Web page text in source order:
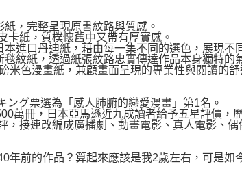
，完整呈現原書紋路與質感。
紙，質樸懷舊中又帶有厚實感。
進口丹迪紙，藉由每一集不同的選色，展現不
紋紙，透過紙張紋路忠實傳達作品本身獨特的
米色漫畫紙，兼顧畫面呈現的專業性與閱讀的舒
グ票選為「感人肺腑的戀愛漫畫」第1名。
萬冊，日本亞馬遜近九成讀者給予五星評價，
接連改編成廣播劇、動畫電影、真人電影、偶
年前的作品？算起來應該是我2歲左右，可是如